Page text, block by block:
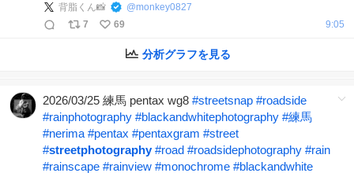
背脂くん📸 @monkey0827
7
69 9:05
分析グラフを見る
2026/03/25 練馬 pentax wg8 #streetsnap #roadside
#rainphotography #blackandwhitephotography #練馬
#nerima #pentax #pentaxgram #street
#streetphotography #road #roadsidephotography #rain
#rainscape #rainview #monochrome #blackandwhite